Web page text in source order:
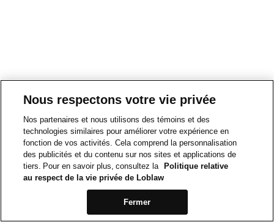
Nous respectons votre vie privée
Nos partenaires et nous utilisons des témoins et des
technologies similaires pour améliorer votre expérience en
fonction de vos activités. Cela comprend la personnalisation
des publicités et du contenu sur nos sites et applications de
tiers. Pour en savoir plus, consultez la
Politique relative
au respect de la vie privée de Loblaw
Fermer